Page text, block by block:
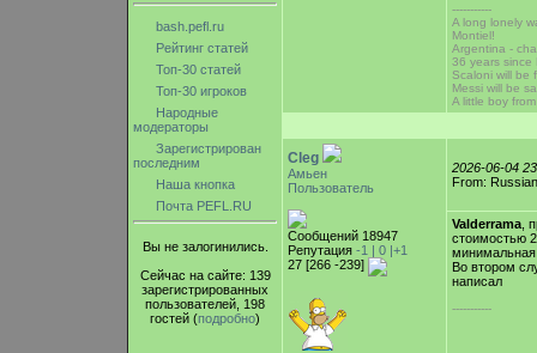
bash.pefl.ru
Рейтинг статей
Топ-30 статей
Топ-30 игроков
Народные
модераторы
Зарегистрирован
последним
Наша кнопка
Почта PEFL.RU
Вы не залогинились.
Сейчас на сайте: 139
зарегистрированных
пользователей, 198
гостей (подробно)
-----------
A long lonely
Montiel!
Argentina -
36 years since
Scaloni will be
Messi will be
A little boy
Cleg
Амьен
Пользователь
Сообщений 18947
Репутация -1 | 0 |+1
27 [266 -239]
2026-06-04
From:
Valderrama ,
стоимостью
Во втором
написал
-----------